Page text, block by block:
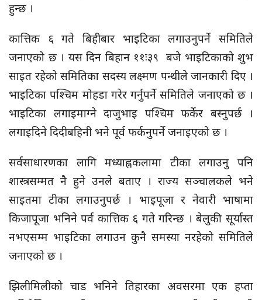
हुन्छ ।
कात्तिक ६ गते बिहीबार भाइटिका लगाउनुपर्ने समितिले
जनाएको छ । यस दिन बिहान ११ः३९ बजे भाइटिकाको शुभ
साइत रहेको समितिका सदस्य लक्ष्मण पन्थीले जानकारी दिए ।
भाइटिका पश्चिम मोहडा गरेर गर्नुपर्ने समितिले जनाएको छ ।
भाइटिका लगाइमाग्ने दाजुभाइ पश्चिम फर्केर बस्नुपर्छ ।
लगाइदिने दिदीबहिनी भने पूर्व फर्कनुपर्ने जनाइएको छ ।
सर्वसाधारणका लागि मध्याह्नकलामा टीका लगाउनु पनि
शास्त्रसम्मत नै हुने उनले बताए । राज्य सञ्चालकले भने
साइतमा टीका लगाउनुपर्छ । भाइपूजा र नेवारी भाषामा
किजापूजा भनिने पर्व कात्तिक ६ गते गरिन्छ । बेलुकी सूर्यास्त
नभएसम्म भाइटिका लगाउन कुनै समस्या नरहेको समितिले
जनाएको छ ।
झिलीमिलीको चाड भनिने तिहारका अवसरमा एक हप्ता